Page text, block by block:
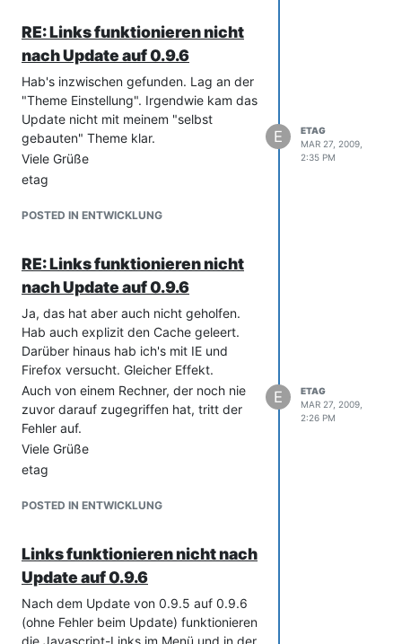
Notificating….done
Logging out
…aber auf dem Netzwerkinterface
ist keinerlei Traffic Richtung
Mailserver zu sehen.
RE: Links funktionieren nicht
nach Update auf 0.9.6
Hab's inzwischen gefunden. Lag an der
"Theme Einstellung". Irgendwie kam das
Update nicht mit meinem "selbst
gebauten" Theme klar.
Viele Grüße
etag
POSTED IN ENTWICKLUNG
E
ETAG
MAR 27, 2009,
2:35 PM
RE: Links funktionieren nicht
nach Update auf 0.9.6
Ja, das hat aber auch nicht geholfen.
Hab auch explizit den Cache geleert.
Darüber hinaus hab ich's mit IE und
Firefox versucht. Gleicher Effekt.
Auch von einem Rechner, der noch nie
zuvor darauf zugegriffen hat, tritt der
Fehler auf.
Viele Grüße
etag
POSTED IN ENTWICKLUNG
E
ETAG
MAR 27, 2009,
2:26 PM
Links funktionieren nicht nach
Update auf 0.9.6
Nach dem Update von 0.9.5 auf 0.9.6
(ohne Fehler beim Update) funktionieren
die Javascript-Links im Menü und in der